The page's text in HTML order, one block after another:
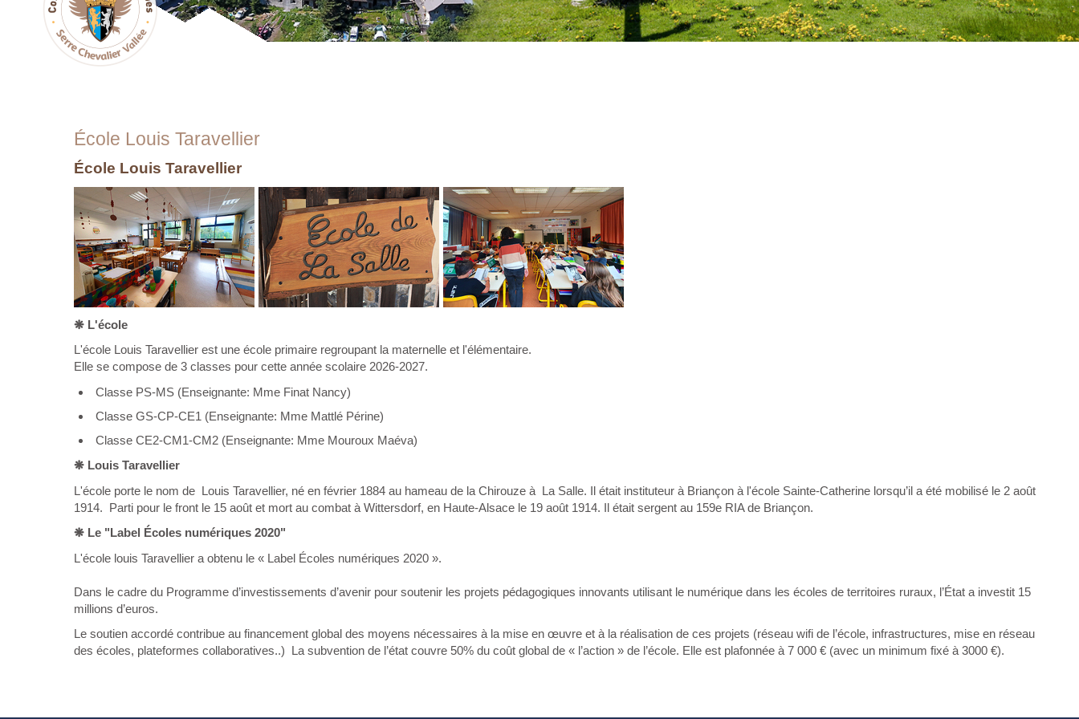
École Louis Taravellier
École Louis Taravellier
❋ L'école
L'école Louis Taravellier est une école primaire regroupant la maternelle et l'élémentaire.
Elle se compose de 3 classes pour cette année scolaire 2026-2027.
Classe PS-MS (Enseignante: Mme Finat Nancy)
Classe GS-CP-CE1 (Enseignante: Mme Mattlé Périne)
Classe CE2-CM1-CM2 (Enseignante: Mme Mouroux Maéva)
❋ Louis Taravellier
L'école porte le nom de Louis Taravellier, né en février 1884 au hameau de la Chirouze à La Salle. Il était instituteur à Briançon à l'école Sainte-Catherine lorsqu’il a été mobilisé le 2 août
1914. Parti pour le front le 15 août et mort au combat à Wittersdorf, en Haute-Alsace le 19 août 1914. Il était sergent au 159e RIA de Briançon.
❋ Le "Label Écoles numériques 2020"
L'école louis Taravellier a obtenu le « Label Écoles numériques 2020 ».
Dans le cadre du Programme d’investissements d’avenir pour soutenir les projets pédagogiques innovants utilisant le numérique dans les écoles de territoires ruraux, l’État a investit 15
millions d’euros.
Le soutien accordé contribue au financement global des moyens nécessaires à la mise en œuvre et à la réalisation de ces projets (réseau wifi de l’école, infrastructures, mise en réseau
des écoles, plateformes collaboratives..) La subvention de l’état couvre 50% du coût global de « l’action » de l’école. Elle est plafonnée à 7 000 € (avec un minimum fixé à 3000 €).